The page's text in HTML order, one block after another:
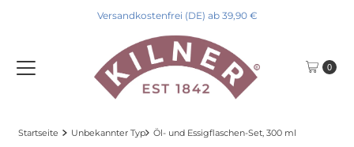
Direkt zum InhaltVersandkostenfrei (DE) ab 39,90 €
0
Startseite Unbekannter Typ Öl- und Essigflaschen-Set, 300 ml